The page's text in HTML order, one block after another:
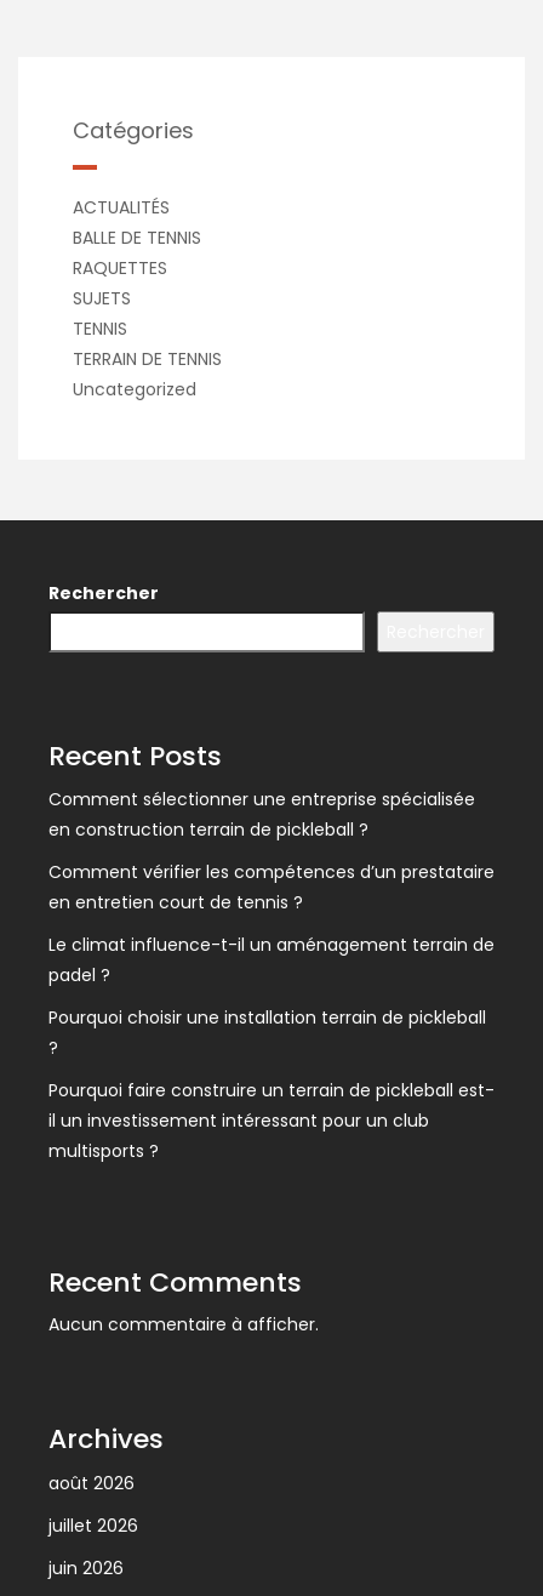
Catégories
ACTUALITÉS
BALLE DE TENNIS
RAQUETTES
SUJETS
TENNIS
TERRAIN DE TENNIS
Uncategorized
Rechercher
Recent Posts
Comment sélectionner une entreprise spécialisée
en construction terrain de pickleball ?
Comment vérifier les compétences d’un prestataire
en entretien court de tennis ?
Le climat influence-t-il un aménagement terrain de
padel ?
Pourquoi choisir une installation terrain de pickleball
?
Pourquoi faire construire un terrain de pickleball est-
il un investissement intéressant pour un club
multisports ?
Recent Comments
Aucun commentaire à afficher.
Archives
août 2026
juillet 2026
juin 2026